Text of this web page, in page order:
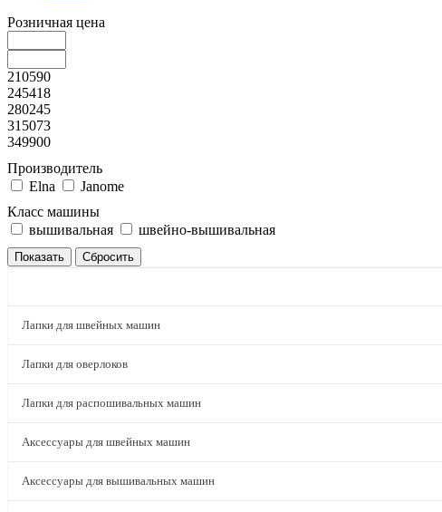
Розничная цена
210590
245418
280245
315073
349900
Производитель
Elna
Janome
Класс машины
вышивальная
швейно-вышивальная
Лапки для швейных машин
Лапки для оверлоков
Лапки для распошивальных машин
Аксессуары для швейных машин
Аксессуары для вышивальных машин